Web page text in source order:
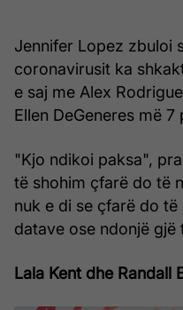
Jennifer Lopez zbuloi
coronavirusit ka
e saj me Alex
Ellen DeGeneres më 7
"Kjo ndikoi paksa",
të shohim çfarë do të
nuk e di se çfarë do
datave ose ndonjë gjë
Lala Kent dhe Randall